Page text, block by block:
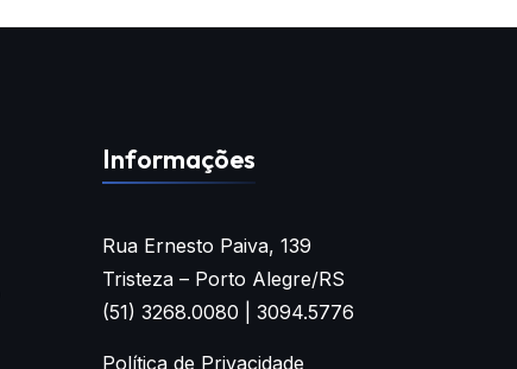
Informações
Rua Ernesto Paiva, 139
Tristeza – Porto Alegre/RS
(51) 3268.0080 | 3094.5776
Política de Privacidade